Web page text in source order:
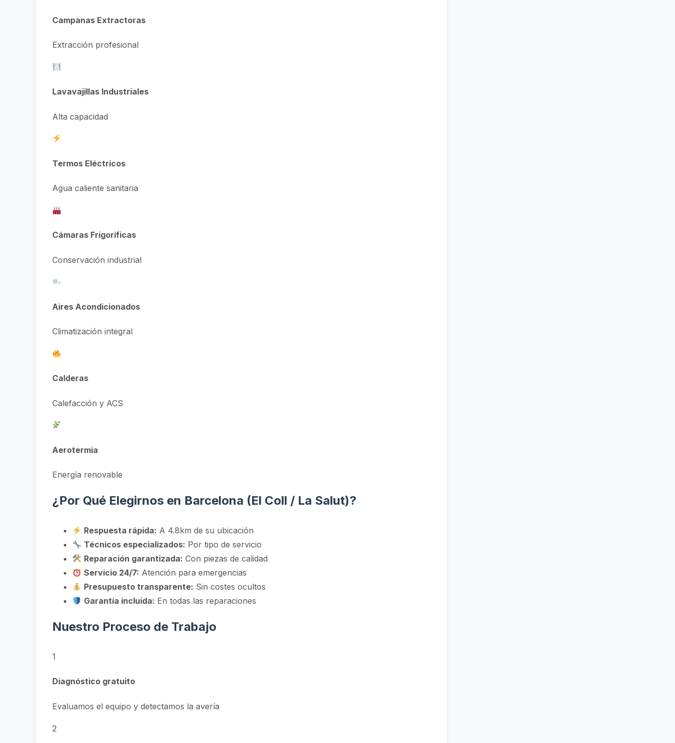
Campanas Extractoras
Extracción profesional
Lavavajillas Industriales
Alta capacidad
Termos Eléctricos
Agua caliente sanitaria
Cámaras Frigoríficas
Conservación industrial
Aires Acondicionados
Climatización integral
Calderas
Calefacción y ACS
Aerotermia
Energía renovable
¿Por Qué Elegirnos en Barcelona (El Coll / La Salut)?
Respuesta rápida: A 4.8km de su ubicación
Técnicos especializados: Por tipo de servicio
Reparación garantizada: Con piezas de calidad
Servicio 24/7: Atención para emergencias
Presupuesto transparente: Sin costes ocultos
Garantía incluida: En todas las reparaciones
Nuestro Proceso de Trabajo
1
Diagnóstico gratuito
Evaluamos el equipo y detectamos la avería
2